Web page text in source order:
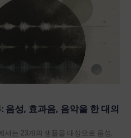
성, 효과음, 음악을 한 대의
서는 23개의 샘플을 대상으로 음성,